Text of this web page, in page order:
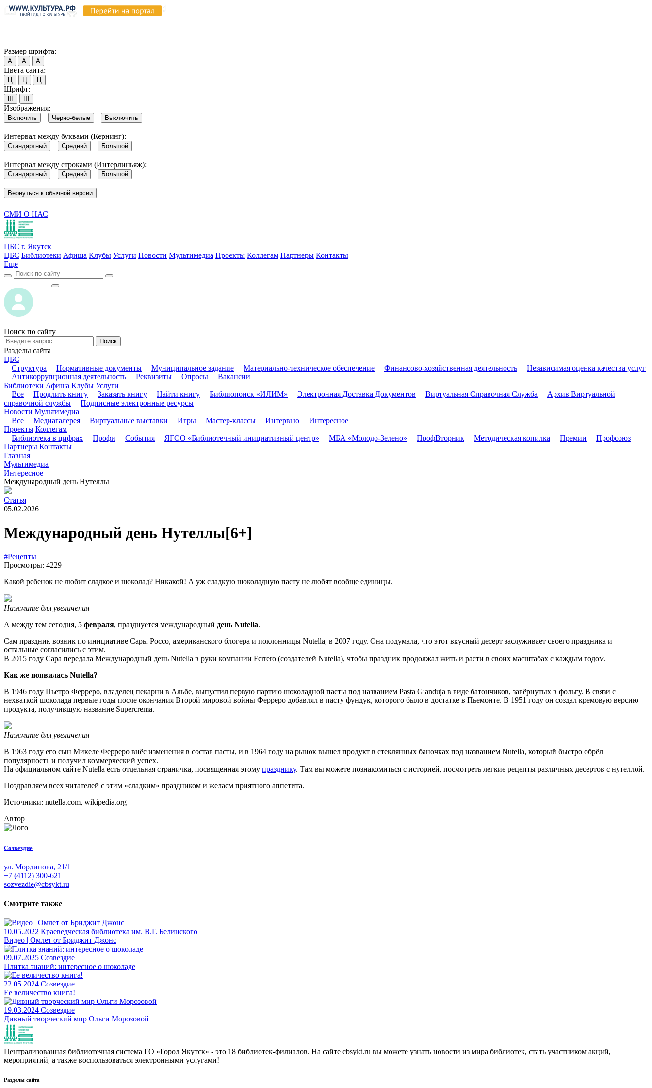
Размер шрифта:
А А А
Цвета сайта:
Ц Ц Ц
Шрифт:
Ш Ш
Изображения:
Включить Черно-белые Выключить
Интервал между буквами (Кернинг):
Стандартный Средний Большой
Интервал между строками (Интерлиньяж):
Стандартный Средний Большой
Вернуться к обычной версии
СМИ О НАС
ЦБС г. Якутск
ЦБС Библиотеки Афиша Клубы Услуги Новости Мультимедиа Проекты Коллегам Партнеры Контакты
Еще
Поиск по сайту
Поиск
Разделы сайта
ЦБС
Структура
Нормативные документы Муниципальное задание Материально-техническое обеспечение Финансово-хозяйственная деятельность
Независимая оценка качества услуг
Антикоррупционная деятельность
Реквизиты Опросы
Вакансии
Библиотеки Афиша Клубы Услуги
Все
Продлить книгу Заказать книгу Найти книгу Библиопоиск «ИЛИМ» Электронная Доставка Документов Виртуальная Справочная Служба
Архив Виртуальной
справочной службы
Подписные электронные ресурсы
Новости Мультимедиа
Все
Медиагалерея Виртуальные выставки Игры Мастер-классы Интервью
Интересное
Проекты Коллегам
Библиотека в цифрах
Профи События ЯГОО «Библиотечный инициативный центр» МБА «Молодо-Зелено» ПрофВторник Методическая копилка Премии
Профсоюз
Партнеры Контакты
Главная
Мультимедиа
Интересное
Международный день Нутеллы
Статья
05.02.2026
Международный день Нутеллы[6+]
#Рецепты
Просмотры: 4229
Какой ребенок не любит сладкое и шоколад? Никакой! А уж сладкую шоколадную пасту не любят вообще единицы.
Нажмите для увеличения
А между тем сегодня, 5 февраля, празднуется международный день Nutella.
Сам праздник возник по инициативе Сары Россо, американского блогера и поклонницы Nutella, в 2007 году. Она подумала, что этот вкусный десерт заслуживает своего праздника и
остальные согласились с этим.
В 2015 году Сара передала Международный день Nutella в руки компании Ferrero (создателей Nutella), чтобы праздник продолжал жить и расти в своих масштабах с каждым годом.
Как же появилась Nutella?
В 1946 году Пьетро Ферреро, владелец пекарни в Альбе, выпустил первую партию шоколадной пасты под названием Pasta Gianduja в виде батончиков, завёрнутых в фольгу. В связи с
нехваткой шоколада первые годы после окончания Второй мировой войны Ферреро добавлял в пасту фундук, которого было в достатке в Пьемонте. В 1951 году он создал кремовую версию
продукта, получившую название Supercrema.
Нажмите для увеличения
В 1963 году его сын Микеле Ферреро внёс изменения в состав пасты, и в 1964 году на рынок вышел продукт в стеклянных баночках под названием Nutella, который быстро обрёл
популярность и получил коммерческий успех.
На официальном сайте Nutellа есть отдельная страничка, посвященная этому празднику. Там вы можете познакомиться с историей, посмотреть легкие рецепты различных десертов с нутеллой.
Поздравляем всех читателей с этим «сладким» праздником и желаем приятного аппетита.
Источники: nutella.com, wikipedia.org
Автор
Созвездие
ул. Мординова, 21/1
+7 (4112) 300-621
sozvezdie@cbsykt.ru
Смотрите также
10.05.2022 Краеведческая библиотека им. В.Г. Белинского
Видео | Омлет от Бриджит Джонс
09.07.2025 Созвездие
Плитка знаний: интересное о шоколаде
22.05.2024 Созвездие
Ее величество книга!
19.03.2024 Созвездие
Дивный творческий мир Ольги Морозовой
Централизованная библиотечная система ГО «Город Якутск» - это 18 библиотек-филиалов. На сайте cbsykt.ru вы можете узнать новости из мира библиотек, стать участником акций,
мероприятий, а также воспользоваться электронными услугами!
Разделы сайта